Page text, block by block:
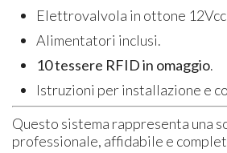
Elettrovalvola in ottone
Alimentatori inclusi.
10 tessere RFID in omaggio.
Istruzioni per installazione e
Questo sistema rappresenta una
professionale, affidabile e